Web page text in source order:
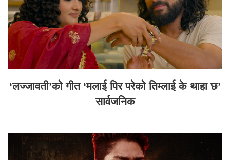
‘लज्जावती’को गीत ‘मलाई पिर परेको तिम्लाई के थाहा छ’
सार्वजनिक